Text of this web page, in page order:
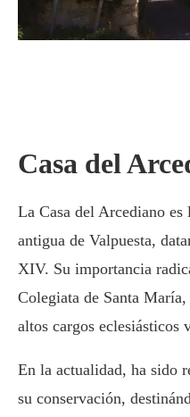
Casa del
La Casa del Arcediano
antigua de Valpuesta,
XIV. Su importancia
Colegiata de Santa
altos cargos
En la actualidad, ha sido
su conservación,